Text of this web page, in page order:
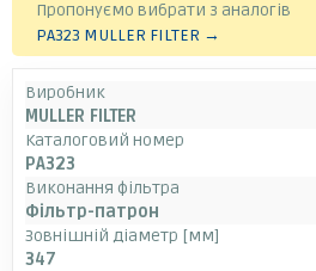
Пропонуємо вибрати з аналогів
PA323 MULLER FILTER →
Виробник
MULLER FILTER
Каталоговий номер
PA323
Виконання фільтра
Фільтр-патрон
Зовнішній діаметр [мм]
347